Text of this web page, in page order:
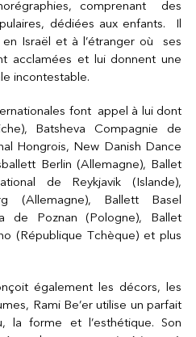
comprenant des
dédiées aux enfants. Il
Israël et à l’étranger où ses
acclamées et lui donnent une
incontestable.
font appel à lui dont
Batsheva Compagnie de
Hongrois, New Danish Dance
Berlin (Allemagne), Ballet
de Reykjavik (Islande),
(Allemagne), Ballett Basel
de Poznan (Pologne), Ballet
(République Tchèque) et plus
également les décors, les
Rami Be’er utilise un parfait
la forme et l’esthétique. Son